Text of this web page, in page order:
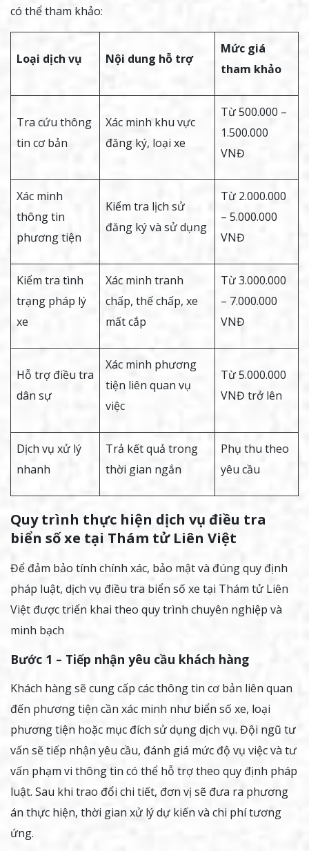
có thể tham khảo:
Loại dịch vụ Nội dung hỗ trợ
Mức giá
tham khảo
Tra cứu thông
tin cơ bản
Xác minh khu vực
đăng ký, loại xe
Từ 500.000 –
1.500.000
VNĐ
Xác minh
thông tin
phương tiện
Kiểm tra lịch sử
đăng ký và sử dụng
Từ 2.000.000
– 5.000.000
VNĐ
Kiểm tra tình
trạng pháp lý
xe
Xác minh tranh
chấp, thế chấp, xe
mất cắp
Từ 3.000.000
– 7.000.000
VNĐ
Hỗ trợ điều tra
dân sự
Xác minh phương
tiện liên quan vụ
việc
Từ 5.000.000
VNĐ trở lên
Dịch vụ xử lý
nhanh
Trả kết quả trong
thời gian ngắn
Phụ thu theo
yêu cầu
Quy trình thực hiện dịch vụ điều tra
biển số xe tại Thám tử Liên Việt
Để đảm bảo tính chính xác, bảo mật và đúng quy định
pháp luật, dịch vụ điều tra biển số xe tại Thám tử Liên
Việt được triển khai theo quy trình chuyên nghiệp và
minh bạch
Bước 1 – Tiếp nhận yêu cầu khách hàng
Khách hàng sẽ cung cấp các thông tin cơ bản liên quan
đến phương tiện cần xác minh như biển số xe, loại
phương tiện hoặc mục đích sử dụng dịch vụ. Đội ngũ tư
vấn sẽ tiếp nhận yêu cầu, đánh giá mức độ vụ việc và tư
vấn phạm vi thông tin có thể hỗ trợ theo quy định pháp
luật. Sau khi trao đổi chi tiết, đơn vị sẽ đưa ra phương
án thực hiện, thời gian xử lý dự kiến và chi phí tương
ứng.